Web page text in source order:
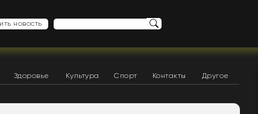
новость
Здоровье Культура Спорт Контакты Другое